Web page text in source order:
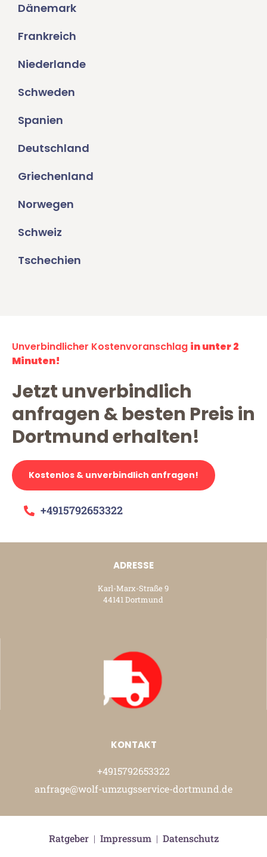
Dänemark
Frankreich
Niederlande
Schweden
Spanien
Deutschland
Griechenland
Norwegen
Schweiz
Tschechien
Unverbindlicher Kostenvoranschlag in unter 2
Minuten!
Jetzt unverbindlich
anfragen & besten Preis in
Dortmund erhalten!
Kostenlos & unverbindlich anfragen!
+4915792653322
ADRESSE
Karl-Marx-Straße 9
44141 Dortmund
KONTAKT
+4915792653322
anfrage@wolf-umzugsservice-dortmund.de
Ratgeber| Impressum| Datenschutz